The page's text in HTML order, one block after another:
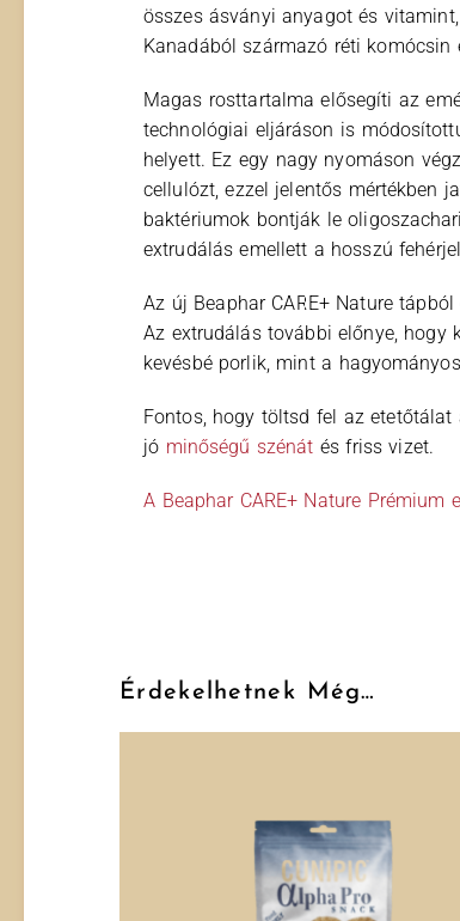
összes ásványi anyagot és
Kanadából származó réti
Magas rosttartalma elősegíti az
technológiai eljáráson is
helyett. Ez egy nagy nyomáson
cellulózt, ezzel jelentős mértékben
baktériumok bontják le
extrudálás emellett a hosszú
Az új Beaphar CARE+ Nature
Az extrudálás további előnye, hogy
kevésbé porlik, mint a
Fontos, hogy töltsd fel az
jó minőségű szénát és friss vizet.
A Beaphar CARE+ Nature
Érdekelhetnek Még…